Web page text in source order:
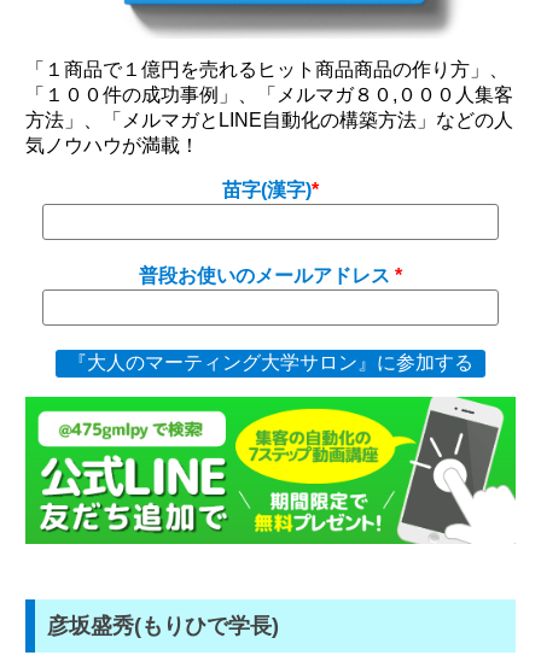
「１商品で１億円を売れるヒット商品商品の作り方」、
「１００件の成功事例」、「メルマガ８０,０００人集客
方法」、「メルマガとLINE自動化の構築方法」などの人
気ノウハウが満載！
苗字(漢字)
普段お使いのメールアドレス
『大人のマーティング大学サロン』に参加する
彦坂盛秀(もりひで学長)